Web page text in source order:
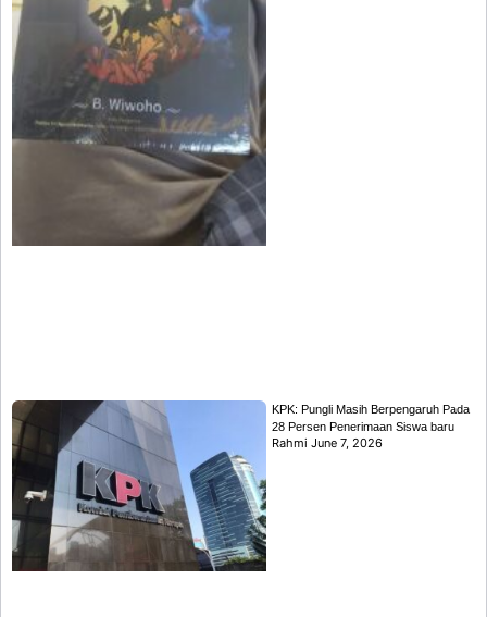
KPK: Pungli Masih Berpengaruh Pada
28 Persen Penerimaan Siswa baru
RahmiJune 7, 2026